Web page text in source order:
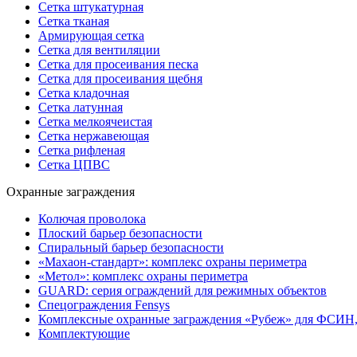
Сетка штукатурная
Сетка тканая
Армирующая сетка
Сетка для вентиляции
Сетка для просеивания песка
Сетка для просеивания щебня
Сетка кладочная
Сетка латунная
Сетка мелкоячеистая
Сетка нержавеющая
Сетка рифленая
Сетка ЦПВС
Охранные заграждения
Колючая проволока
Плоский барьер безопасности
Спиральный барьер безопасности
«Махаон-стандарт»: комплекс охраны периметра
«Метол»: комплекс охраны периметра
GUARD: серия ограждений для режимных объектов
Спецограждения Fensys
Комплексные охранные заграждения «Рубеж» для
Комплектующие